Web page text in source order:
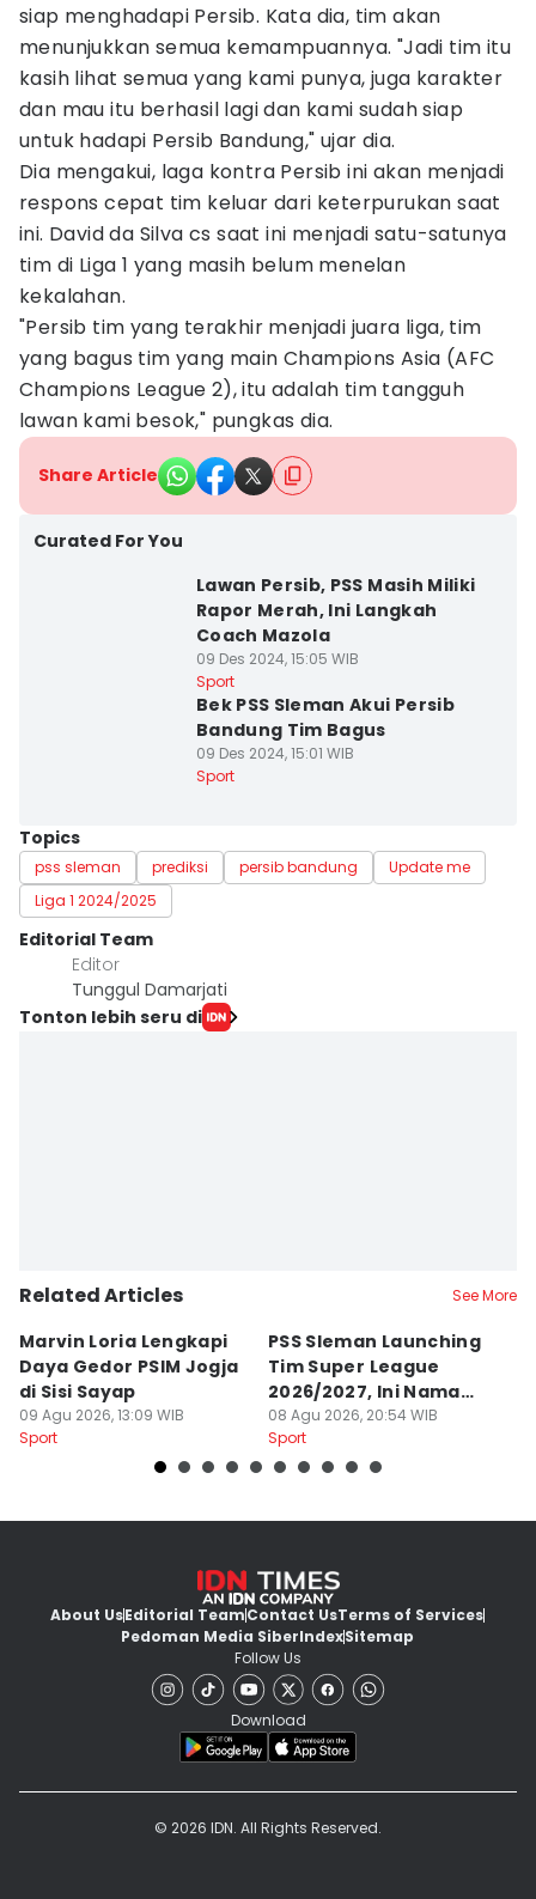
siap menghadapi Persib. Kata dia, tim akan
menunjukkan semua kemampuannya. "Jadi tim itu
kasih lihat semua yang kami punya, juga karakter
dan mau itu berhasil lagi dan kami sudah siap
untuk hadapi Persib Bandung," ujar dia.
Dia mengakui, laga kontra Persib ini akan menjadi
respons cepat tim keluar dari keterpurukan saat
ini. David da Silva cs saat ini menjadi satu-satunya
tim di Liga 1 yang masih belum menelan
kekalahan.
"Persib tim yang terakhir menjadi juara liga, tim
yang bagus tim yang main Champions Asia (AFC
Champions League 2), itu adalah tim tangguh
lawan kami besok," pungkas dia.
Share Article
Curated For You
Lawan Persib, PSS Masih Miliki
Rapor Merah, Ini Langkah
Coach Mazola
09 Des 2024, 15:05 WIB
Sport
Bek PSS Sleman Akui Persib
Bandung Tim Bagus
09 Des 2024, 15:01 WIB
Sport
Topics
pss sleman prediksi persib bandung
Update me
Liga 1 2024/2025
Editorial Team
Editor
Tunggul Damarjati
Tonton lebih seru di
Related Articles See More
Marvin Loria Lengkapi
Daya Gedor PSIM Jogja
di Sisi Sayap
09 Agu 2026, 13:09 WIB
Sport
PSS Sleman Launching
Tim Super League
2026/2027, Ini Nama
Para Pemain
08 Agu 2026, 20:54 WIB
Sport
About UsEditorial TeamContact UsTerms of Services
Pedoman Media SiberIndexSitemap
Follow Us
Download
© 2026 IDN. All Rights Reserved.